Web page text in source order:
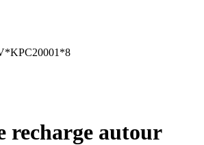
recharge autour